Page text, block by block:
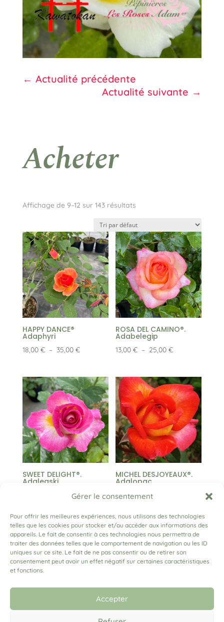
Gérer le consentement
Pour offrir les meilleures expériences, nous utilisons des technologies
telles que les cookies pour stocker et/ou accéder aux informations des
appareils. Le fait de consentir à ces technologies nous permettra de
traiter des données telles que le comportement de navigation ou les ID
uniques sur ce site. Le fait de ne pas consentir ou de retirer son
consentement peut avoir un effet négatif sur certaines caractéristiques
et fonctions.
Accepter
← Actualité précédente
Actualité suivante →
Acheter
Affichage de 9–12 sur 143 résultats
HAPPY DANCE®
Adaphyri
18,00 € – 35,00 €Plage
prix :
18,00 €
à
35,00 €
ROSA DEL CAMINO®.
Adabelegip
13,00€ – 25,00€Plage
prix :
13,00 €
à
25,00 €
SWEET DELIGHT®.
Adalegski
25,00€Plage
prix :
13,00 €
à
25,00 €
MICHEL DESJOYEAUX®.
Adalopac
13,00€ – 25,00
prix :
13,00 €
à
25,00 €
← 1 2 3 4 5 6 … 34 35 36 →
lesrosesadam@gmail.com